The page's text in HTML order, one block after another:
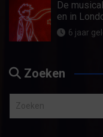
De
en in
6 jaar
Zoeken